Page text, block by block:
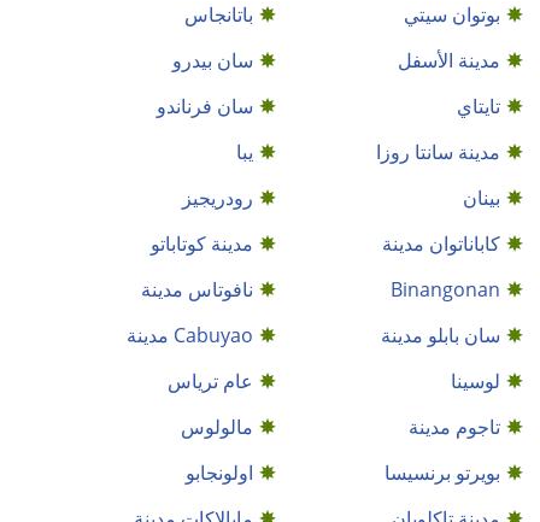
بوتوان سيتي
باتانجاس
مدينة الأسفل
سان بيدرو
تايتاي
سان فرناندو
مدينة سانتا روزا
يبا
بينان
رودريجيز
كاباناتوان مدينة
مدينة كوتاباتو
Binangonan
نافوتاس مدينة
سان بابلو مدينة
Cabuyao مدينة
لوسينا
عام ترياس
تاجوم مدينة
مالولوس
بويرتو برنسيسا
اولونجابو